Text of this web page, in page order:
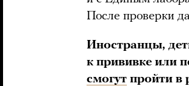
После проверки
Иностранцы,
к прививке или
смогут пройти в